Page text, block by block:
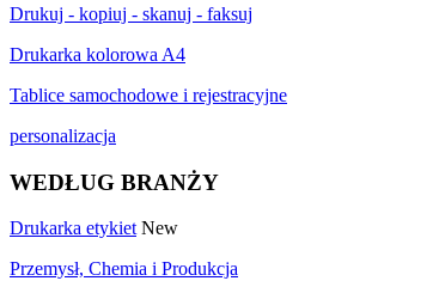
Drukuj - kopiuj - skanuj - faksuj
Drukarka kolorowa A4
Tablice samochodowe i rejestracyjne
personalizacja
WEDŁUG BRANŻY
Drukarka etykiet New
Przemysł, Chemia i Produkcja